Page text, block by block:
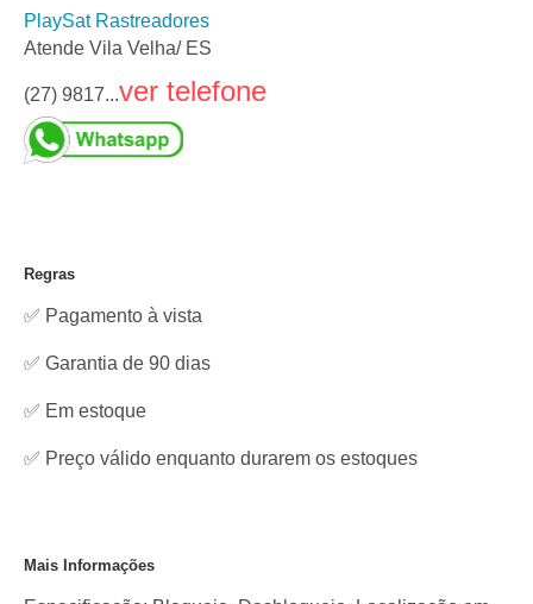
PlaySat Rastreadores
Atende Vila Velha/ ES
(27) 9817...ver telefone
Regras
✅ Pagamento à vista
✅ Garantia de 90 dias
✅ Em estoque
✅ Preço válido enquanto durarem os estoques
Mais Informações